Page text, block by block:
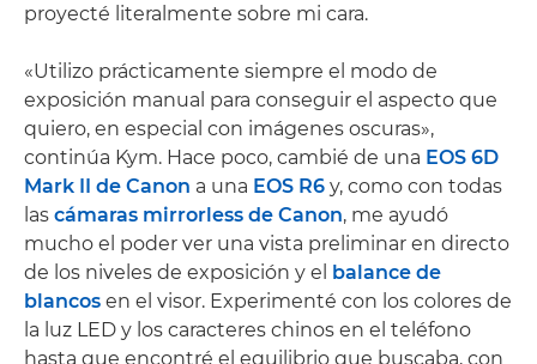
proyecté literalmente sobre mi cara.
«Utilizo prácticamente siempre el modo de
exposición manual para conseguir el aspecto que
quiero, en especial con imágenes oscuras»,
continúa Kym. Hace poco, cambié de una EOS 6D
Mark II de Canon a una EOS R6 y, como con todas
las cámaras mirrorless de Canon, me ayudó
mucho el poder ver una vista preliminar en directo
de los niveles de exposición y el balance de
blancos en el visor. Experimenté con los colores de
la luz LED y los caracteres chinos en el teléfono
hasta que encontré el equilibrio que buscaba, con